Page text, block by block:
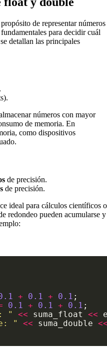
de representar números
para decidir cuál
detallan las principales
números con mayor
de memoria. En
como dispositivos
de precisión.
de precisión.
ideal para cálculos científicos o
redondeo pueden acumularse y
+ 0.1 + 0.1
0.1 + 0.1 + 0.1
" << suma_float <<
" << suma_double